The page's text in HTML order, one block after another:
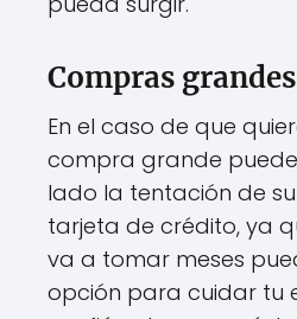
Compras grandes
En el caso de que
compra grande
lado la tentación de
tarjeta de crédito, ya
va a tomar meses
opción para cuidar tu